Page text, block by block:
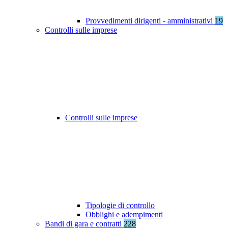
Provvedimenti dirigenti - amministrativi 19
Controlli sulle imprese
Controlli sulle imprese
Tipologie di controllo
Obblighi e adempimenti
Bandi di gara e contratti 228